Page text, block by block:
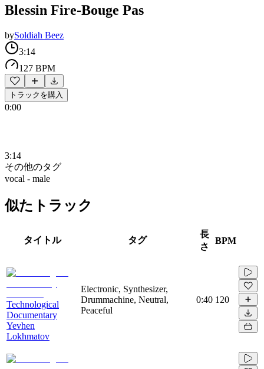
Blessin Fire-Bouge Pas
bySoldiah Beez
3:14
127 BPM
トラックを購入
0:00
3:14
その他のタグ
vocal - male
似たトラック
タイトル タグ
長
さ
BPM
Technological
Documentary
Yevhen
Lokhmatov
Electronic, Synthesizer,
Drummachine, Neutral,
Peaceful
0:40 120